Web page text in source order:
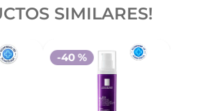
SIMILARES!
-40 %